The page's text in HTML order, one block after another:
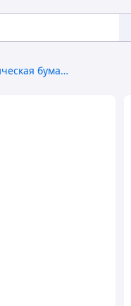
Офисная и полиграфическая бумага